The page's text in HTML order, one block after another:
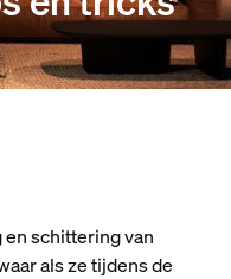
schittering van
als ze tijdens de